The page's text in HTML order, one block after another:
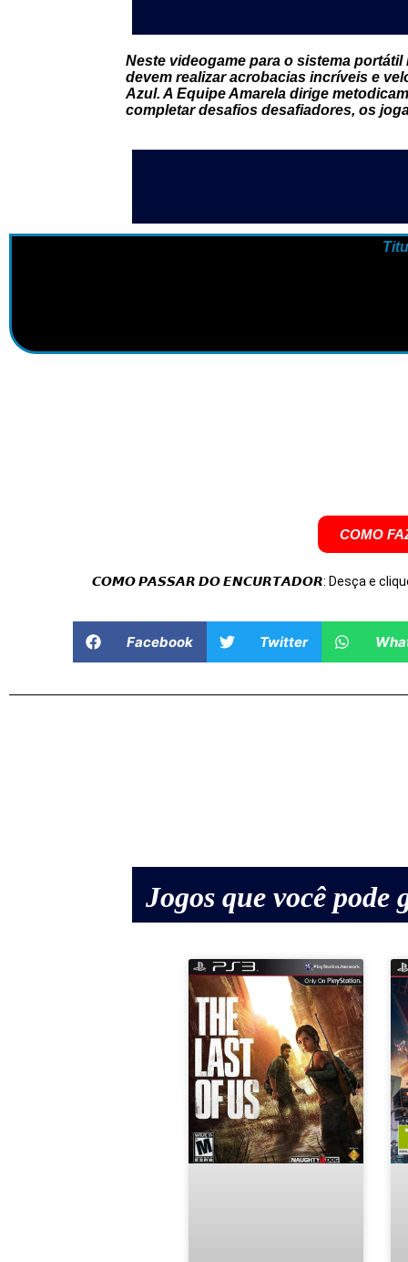
Neste videogame para o sistema
devem realizar acrobacias incríveis e
Azul. A Equipe Amarela dirige
completar desafios desafiadores, os
COMO
𝘾𝙊𝙈𝙊 𝙋𝘼𝙎𝙎𝘼𝙍 𝘿𝙊 𝙀𝙉𝘾𝙐𝙍𝙏𝘼𝘿𝙊𝙍: Desça e clique
Facebook Twitter
Jogos que você pode